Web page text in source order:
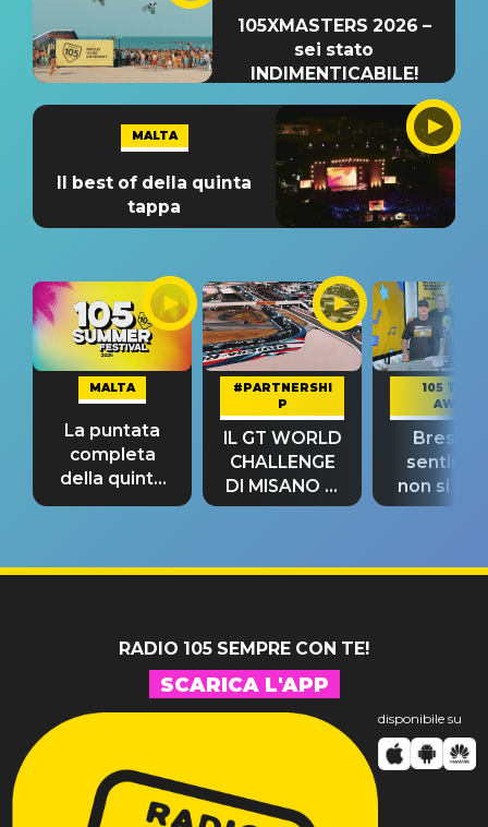
105XMASTERS 2026 –
sei stato
INDIMENTICABILE!
MALTA
Il best of della quinta
tappa
MALTA
La puntata
completa
della quinta
tappa
#PARTNERSHI
P
IL GT WORLD
CHALLENGE
DI MISANO si
riconferma
105 TAKE
AWAY
Bresh:
non si
fino alla
RADIO 105 SEMPRE CON TE!
SCARICA L'APP
disponibile su